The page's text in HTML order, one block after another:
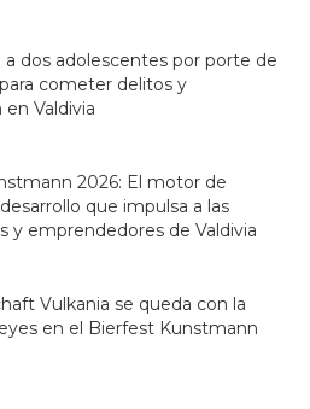
dos adolescentes por porte de
cometer delitos y
Valdivia
2026: El motor de
que impulsa a las
y emprendedores de Valdivia
Vulkania se queda con la
en el Bierfest Kunstmann